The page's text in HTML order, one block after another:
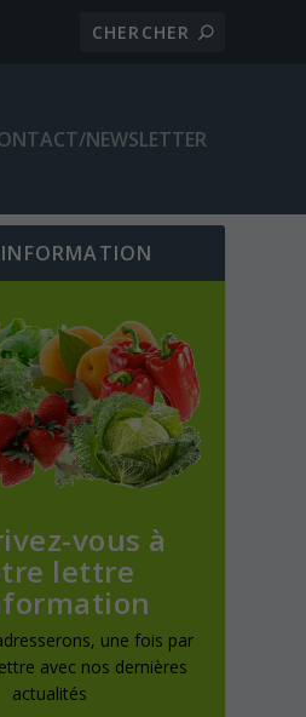
NEWSLETTER
vous à
lettre
une fois par
avec nos dernières
actualités